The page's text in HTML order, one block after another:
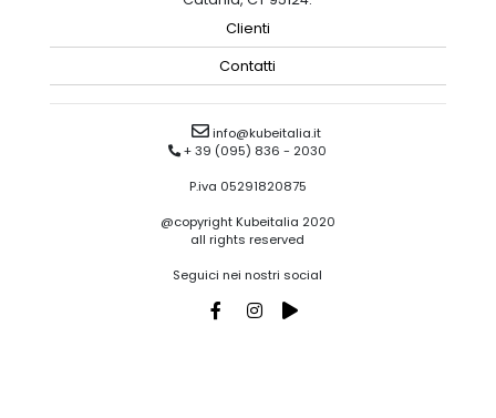
Clienti
Contatti
info@kubeitalia.it
+ 39 (095) 836 - 2030
P.iva 05291820875
@copyright Kubeitalia 2020
all rights reserved
Seguici nei nostri social